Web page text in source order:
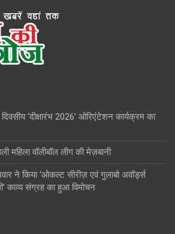
दिवसीय ‘दीक्षारंभ 2026’ ओरिएंटेशन कार्यक्रम का
वॉलीबॉल लीग की मेज़बानी
ने किया ‘ओकल्ट सीरीज़ एवं गुलाबो अवॉर्ड्स
काव्य संग्रह का हुआ विमोचन